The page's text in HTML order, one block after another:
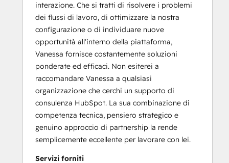
interazione. Che si tratti di risolvere i problemi
dei flussi di lavoro, di ottimizzare la nostra
configurazione o di individuare nuove
opportunità all'interno della piattaforma,
Vanessa fornisce costantemente soluzioni
ponderate ed efficaci. Non esiterei a
raccomandare Vanessa a qualsiasi
organizzazione che cerchi un supporto di
consulenza HubSpot. La sua combinazione di
competenza tecnica, pensiero strategico e
genuino approccio di partnership la rende
semplicemente eccellente per lavorare con lei.
Servizi forniti